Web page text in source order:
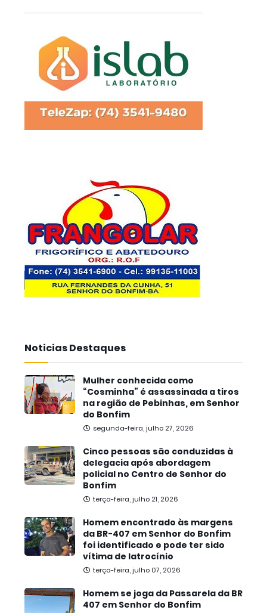
Noticias Destaques
Mulher conhecida como
“Cosminha” é assassinada a tiros
na região de Pebinhas, em Senhor
do Bonfim
segunda-feira, julho 27, 2026
Cinco pessoas são conduzidas à
delegacia após abordagem
policial no Centro de Senhor do
Bonfim
terça-feira, julho 21, 2026
Homem encontrado às margens
da BR-407 em Senhor do Bonfim
foi identificado e pode ter sido
vítima de latrocínio
terça-feira, julho 07, 2026
Homem se joga da Passarela da BR
407 em Senhor do Bonfim